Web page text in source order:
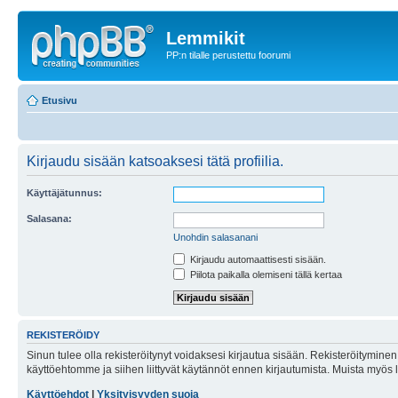
Lemmikit
PP:n tilalle perustettu foorumi
Etusivu
Kirjaudu sisään katsoaksesi tätä profiilia.
Käyttäjätunnus:
Salasana:
Unohdin salasanani
Kirjaudu automaattisesti sisään.
Piilota paikalla olemiseni tällä kertaa
REKISTERÖIDY
Sinun tulee olla rekisteröitynyt voidaksesi kirjautua sisään.
käyttöehtomme ja siihen liittyvät käytännöt ennen kirjautumista. Muista
Käyttöehdot
Yksityisyyden suoja